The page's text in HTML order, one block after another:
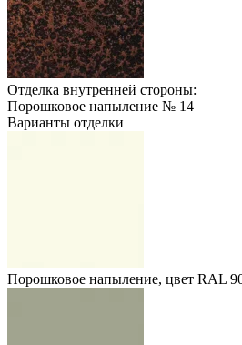
Отделка внутренней стороны:
Порошковое напыление № 14
Варианты отделки
Порошковое напыление, цвет RAL